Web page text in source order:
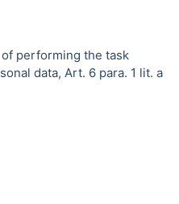
performing the task
data, Art. 6 para. 1 lit. a